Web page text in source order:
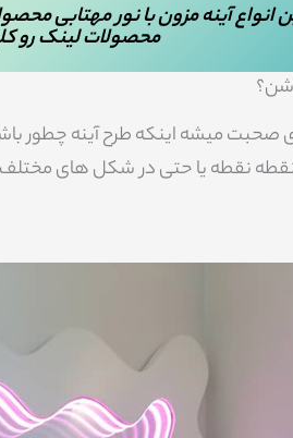
انواع آینه‌ مزون با نور مهتابی
محصولات لینک رو
آینه بی نهایت یا آینه 3 بعدی صحبت میشه
، نقطه نقطه یا حتی در شکل های